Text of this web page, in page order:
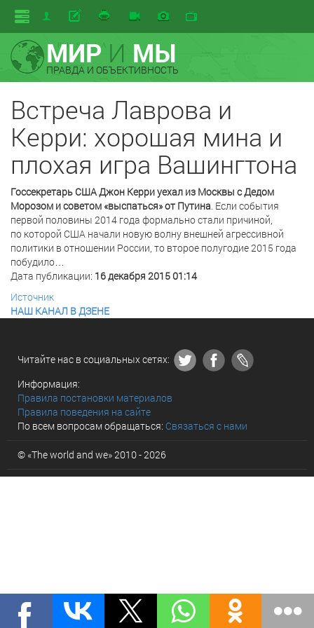
МИРИ МЫ
ПРАВДА И ОБЪЕКТИВНОСТЬ
Встреча Лаврова и
Керри: хорошая мина и
плохая игра Вашингтона
Госсекретарь США Джон Керри уехал из Москвы с Дедом
Морозом и советом «выспаться» от Путина. Если события
первой половины 2014 года формально стали причиной,
по которой США начали новую волну внешней агрессивной
политики в отношении России, то второе полугодие 2015 года
побудило…
Дата публикации: 16 декабря 2015 01:14
Источник
НАШ КАНАЛ В ДЗЕНЕ
Читайте нас в социальных сетях:
Информация:
Правила постановки материалов
Правила поведения на сайте
По всем вопросам обращаться: Связаться с нами
© «The world and we» 2010 - 2026